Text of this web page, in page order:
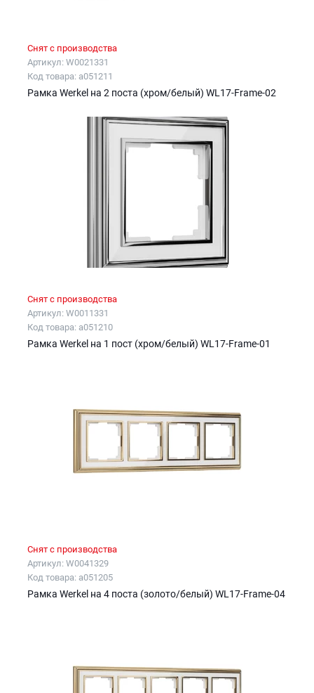
Снят с производства
Артикул: W0021331
Код товара: a051211
Рамка Werkel на 2 поста (хром/белый) WL17-Frame-02
Снят с производства
Артикул: W0011331
Код товара: a051210
Рамка Werkel на 1 пост (хром/белый) WL17-Frame-01
Снят с производства
Артикул: W0041329
Код товара: a051205
Рамка Werkel на 4 поста (золото/белый) WL17-Frame-04